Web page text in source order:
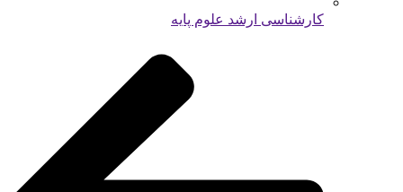
کارشناسی ارشد علوم پایه